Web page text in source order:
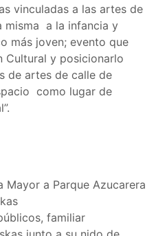
vinculadas a las artes de
misma a la infancia y
más joven; evento que
Cultural y posicionarlo
de artes de calle de
como lugar de
Mayor a Parque Azucarera
familiar